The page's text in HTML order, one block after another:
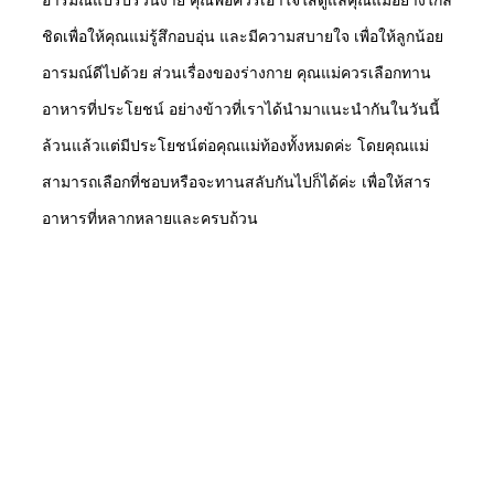
ชิดเพื่อให้คุณแม่รู้สึกอบอุ่น และมีความสบายใจ เพื่อให้ลูกน้อย
อารมณ์ดีไปด้วย ส่วนเรื่องของร่างกาย คุณแม่ควรเลือกทาน
อาหารที่ประโยชน์ อย่างข้าวที่เราได้นำมาแนะนำกันในวันนี้
ล้วนแล้วแต่มีประโยชน์ต่อคุณแม่ท้องทั้งหมดค่ะ โดยคุณแม่
สามารถเลือกที่ชอบหรือจะทานสลับกันไปก็ได้ค่ะ เพื่อให้สาร
อาหารที่หลากหลายและครบถ้วน